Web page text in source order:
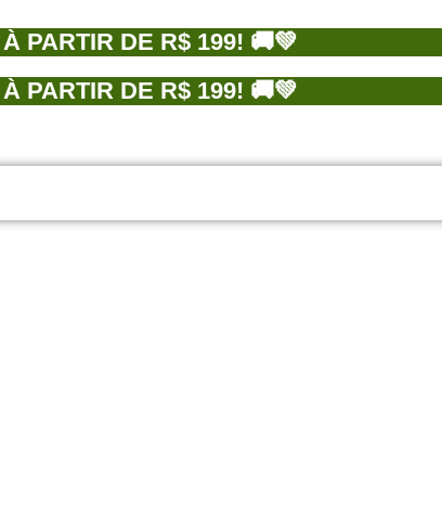
PARTIR DE R$ 199! 🚚💚
PARTIR DE R$ 199! 🚚💚